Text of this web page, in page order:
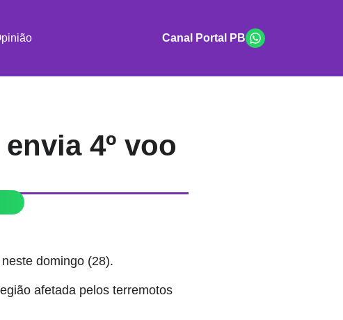
Canal Portal PB
4º voo
domingo (28).
afetada pelos terremotos